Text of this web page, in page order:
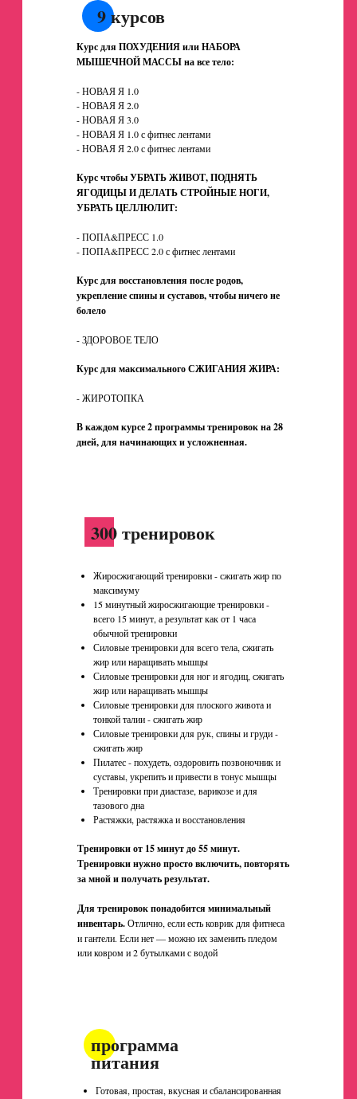
Жиросжигающий тренировки - сжигать жир по
максимуму
15 минутный жиросжигающие тренировки -
всего 15 минут, а результат как от 1 часа
обычной тренировки
Силовые тренировки для всего тела, сжигать
жир или наращивать мышцы
Силовые тренировки для ног и ягодиц, сжигать
жир или наращивать мышцы
Силовые тренировки для плоского живота и
тонкой талии - сжигать жир
Силовые тренировки для рук, спины и груди -
сжигать жир
Пилатес - похудеть, оздоровить позвоночник и
суставы, укрепить и привести в тонус мышцы
Тренировки при диастазе, варикозе и для
тазового дна
Растяжки, растяжка и восстановления
Тренировки от 15 минут до 55 минут.
Тренировки нужно просто включить, повторять
за мной и получать результат.
Для тренировок понадобится минимальный
инвентарь.Отлично, если есть коврик для фитнеса
и гантели. Если нет — можно их заменить пледом
или ковром и 2 бутылками с водой
Готовая, простая, вкусная и сбалансированная
9 курсов
Курс для ПОХУДЕНИЯ или НАБОРА
МЫШЕЧНОЙ МАССЫ на все тело:
- НОВАЯ Я 1.0
- НОВАЯ Я 2.0
- НОВАЯ Я 3.0
- НОВАЯ Я 1.0 с фитнес лентами
- НОВАЯ Я 2.0 с фитнес лентами
Курс чтобы УБРАТЬ ЖИВОТ, ПОДНЯТЬ
ЯГОДИЦЫ И ДЕЛАТЬ СТРОЙНЫЕ НОГИ,
УБРАТЬ ЦЕЛЛЮЛИТ:
- ПОПА&ПРЕСС 1.0
- ПОПА&ПРЕСС 2.0 с фитнес лентами
Курс для восстановления после родов,
укрепление спины и суставов, чтобы ничего не
болело
- ЗДОРОВОЕ ТЕЛО
Курс для максимального СЖИГАНИЯ ЖИРА:
- ЖИРОТОПКА
В каждом курсе 2 программы тренировок на 28
дней, для начинающих и усложненная.
300 тренировок
программа
питания